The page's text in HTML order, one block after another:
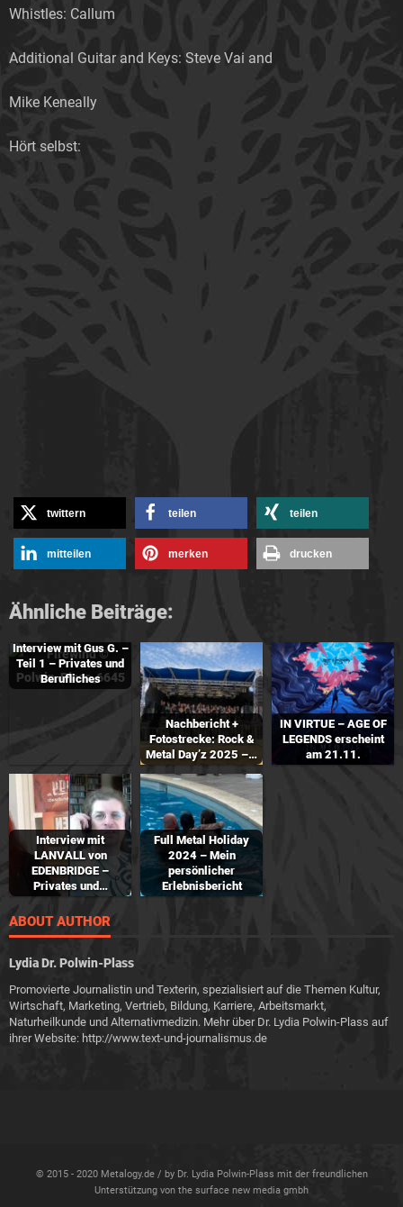
Whistles: Callum
Additional Guitar and Keys: Steve Vai and
Mike Keneally
Hört selbst:
twittern teilen teilen
mitteilen merken drucken
Ähnliche Beiträge:
Interview mit Gus G. –
Teil 1 – Privates und
Berufliches
Nachbericht +
Fotostrecke: Rock &
Metal Day’z 2025 –…
IN VIRTUE – AGE OF
LEGENDS erscheint
am 21.11.
Interview mit
LANVALL von
EDENBRIDGE –
Privates und…
Full Metal Holiday
2024 – Mein
persönlicher
Erlebnisbericht
ABOUT AUTHOR
Lydia Dr. Polwin-Plass
Promovierte Journalistin und Texterin, spezialisiert auf die Themen Kultur,
Wirtschaft, Marketing, Vertrieb, Bildung, Karriere, Arbeitsmarkt,
Naturheilkunde und Alternativmedizin. Mehr über Dr. Lydia Polwin-Plass auf
ihrer Website: http://www.text-und-journalismus.de
© 2015 - 2020 Metalogy.de / by Dr. Lydia Polwin-Plass mit der freundlichen
Unterstützung von the surface new media gmbh